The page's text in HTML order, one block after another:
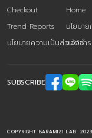
Checkout
Home
Trend Reports
นโยบา
นโยบายความเป็นส่วนตัว
แจ้งชำร
SUBSCRIBE
COPYRIGHT BARAMIZI LAB. 2023